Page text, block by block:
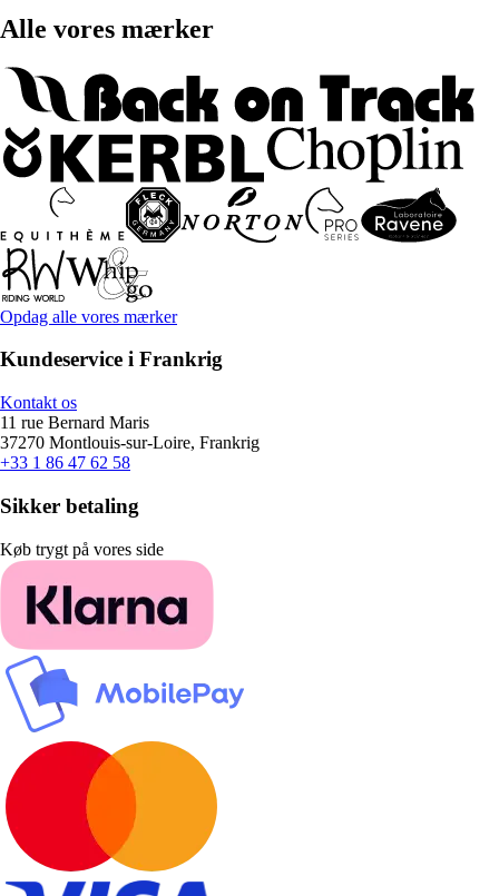
Alle vores mærker
Opdag alle vores mærker
Kundeservice i Frankrig
Kontakt os
11 rue Bernard Maris
37270 Montlouis-sur-Loire, Frankrig
+33 1 86 47 62 58
Sikker betaling
Køb trygt på vores side